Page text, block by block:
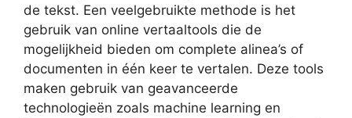
de tekst. Een veelgebruikte methode is het
gebruik van online vertaaltools die de
mogelijkheid bieden om complete alinea’s of
documenten in één keer te vertalen. Deze tools
maken gebruik van geavanceerde
technologieën zoals machine learning en